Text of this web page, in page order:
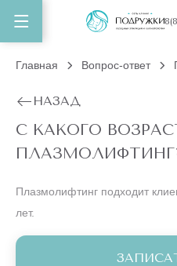
Главная Вопрос-ответ
НАЗАД
С КАКОГО
Плазмолифтинг подходит
лет.